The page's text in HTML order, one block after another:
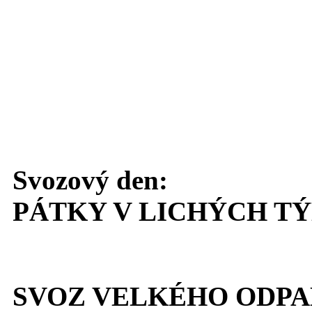
Svozový den:
PÁTKY V LICHÝCH
SVOZ VELKÉHO